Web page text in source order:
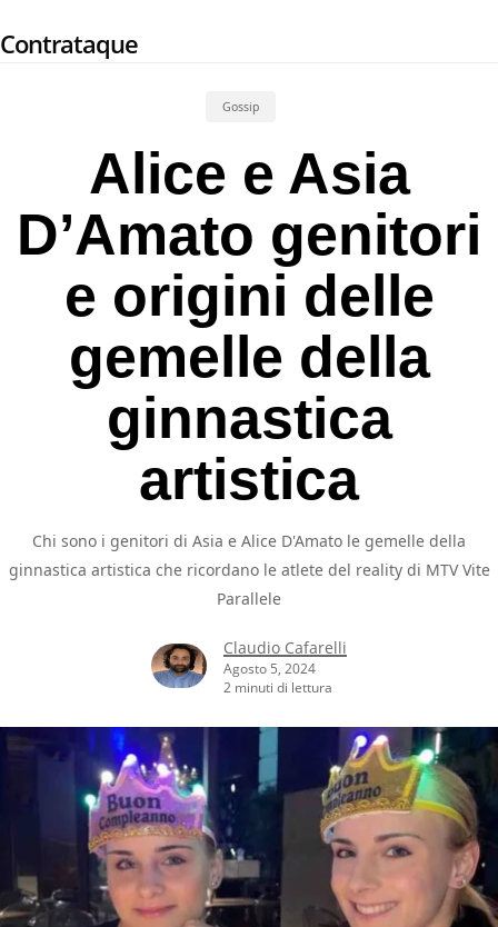
to
Contrataque
Gossip
Alice e Asia
D’Amato genitori
e origini delle
gemelle della
ginnastica
artistica
Chi sono i genitori di Asia e Alice D'Amato le gemelle della
ginnastica artistica che ricordano le atlete del reality di MTV Vite
Parallele
Claudio Cafarelli
Agosto 5, 2024
2 minuti di lettura